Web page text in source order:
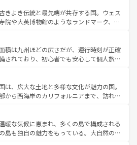
ンの発祥地であるランス、プロヴァンスの
ダー畑など、多彩な楽しみ方が可能だ。さ
の地域にも魅力が溢れており、どの街角に
運ぶとそれぞれで全く異なる文化を体験で
きるだろう。 なお、新着のフランス情報はコンテンツ一覧
い。
は、どこを歩いても飽きることがない。ベ
活気、バイエルン州のアルプスの絶景、そ
いのワイン畑といった風景は必見。ビール
はぜひ体験してほしい。 なお、新着の
コンテンツ一覧を参照してほしい。
きよき伝統と最先端が共存する国。ウェス
院や大英博物館のようなランドマーク、歴
る魅力がある。また、優雅なアフタヌーン
好きにはたまらない英国パブ、サッカー観
からこそできる体験も豊富。イギリスを旅
してほしい。
積は九州ほどの広さだが、運行時刻が正確
されており、初心者でも安心して個人旅行
ま残る町や、スイスならではのユニークな
アルプス観光だけでなく町歩きも満喫する
国民の所得が高いため物価も高いが、旅行
で観光を楽しむこともできる。 なお、新
はコンテンツ一覧 を参照してほしい。
は、広大な土地と多様な文化が魅力の国。
から西海岸のカリフォルニアまで、訪れる
市は、観光、ショッピング、エンターテイ
った刺激的なスポットだ。一方、アメリカ
が広がり、グランドキャニオンやイエロー
暖な気候に恵まれ、多くの島で構成される
島も独自の魅力をもっている。大自然の神